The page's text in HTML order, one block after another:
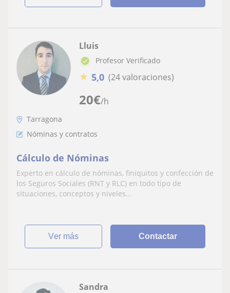
20€/h
Lluis
Profesor Verificado
★ 5,0 (24 valoraciones)
Tarragona
Nóminas y contratos
Cálculo de Nóminas
Experto en cálculo de nóminas, finiquitos y confección de
los Seguros Sociales (RNT y RLC) en todo tipo de
situaciones, conceptos y niveles...
ver más Contactar
Sandra